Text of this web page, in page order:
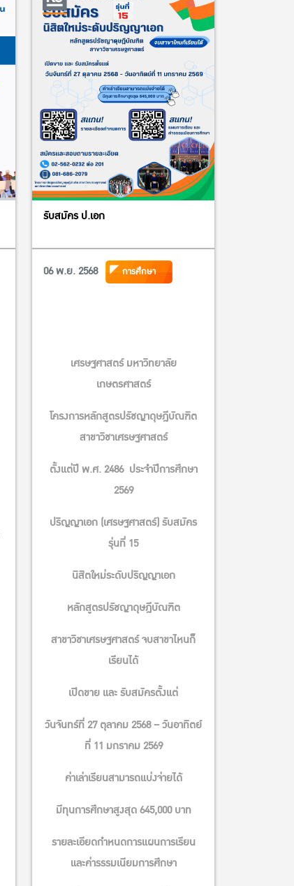
รับสมัคร ป.เอก
06 พ.ย. 2568 การศึกษา
เศรษฐศาสตร์ มหาวิทยาลัย
เกษตรศาสตร์
โครงการหลักสูตรปรัชญาดุษฎีบัณฑิต
สาขาวิชาเศรษฐศาสตร์
ตั้งแต่ปี พ.ศ. 2486 ประจําปีการศึกษา
2569
ปริญญาเอก (เศรษฐศาสตร์) รับสมัคร
รุ่นที่ 15
นิสิตใหม่ระดับปริญญาเอก
หลักสูตรปรัชญาดุษฎีบัณฑิต
สาขาวิชาเศรษฐศาสตร์ จบสาขาไหนก็
เรียนได้
เปิดขาย และ รับสมัครตั้งแต่
วันจันทร์ที่ 27 ตุลาคม 2568 – วันอาทิตย์
ที่ 11 มกราคม 2569
ค่าเล่าเรียนสามารถแบ่งจ่ายได้
มีทุนการศึกษาสูงสุด 645,000 บาท
รายละเอียดกำหนดการแผนการเรียน
และค่ารรรมเนียมการศึกษา